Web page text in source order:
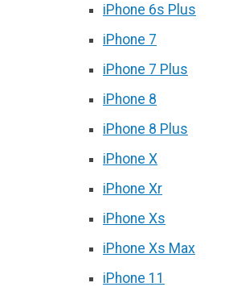
iPhone 6s Plus
iPhone 7
iPhone 7 Plus
iPhone 8
iPhone 8 Plus
iPhone X
iPhone Xr
iPhone Xs
iPhone Xs Max
iPhone 11